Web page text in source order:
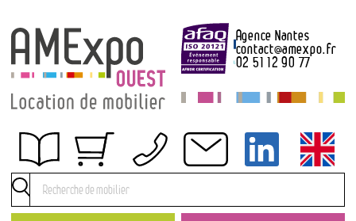
Agence Nantes
contact@amexpo.fr
02 51 12 90 77
Obtenir un devis
Conditions générales de location
Conditions de règlement